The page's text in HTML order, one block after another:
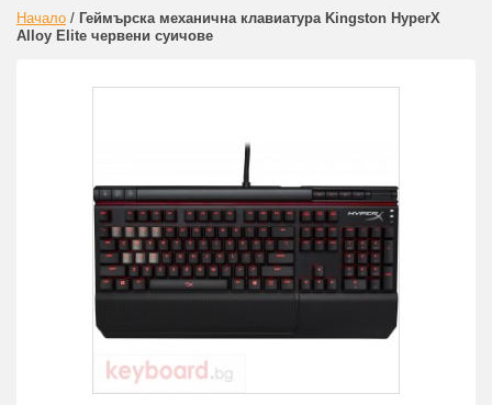
Начало / Геймърскa механична клавиатура Kingston HyperX
Alloy Elite червени суичове